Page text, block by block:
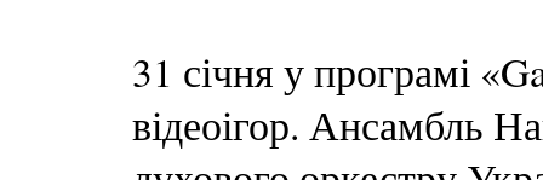
31 січня у програмі
відеоігор. Ансамбль